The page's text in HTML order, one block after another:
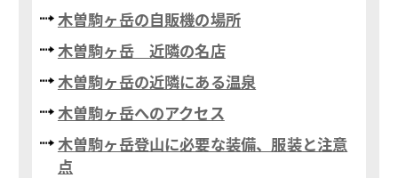
木曽駒ヶ岳の自販機の場所
木曽駒ヶ岳 近隣の名店
木曽駒ヶ岳の近隣にある温泉
木曽駒ヶ岳へのアクセス
木曽駒ヶ岳登山に必要な装備、服装と注意
点